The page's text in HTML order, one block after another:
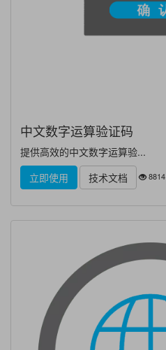
中文数字运算验证码
提供高效的中文数字运算验...
立即使用
技术文档 8814